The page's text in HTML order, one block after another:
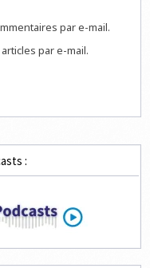
par e-mail.
par e-mail.
: